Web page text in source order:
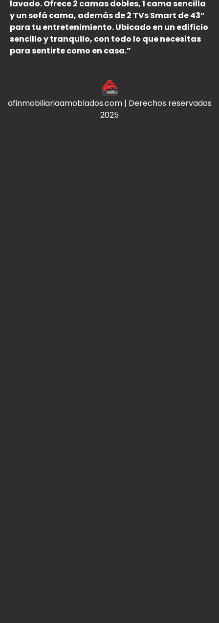
lavado. Ofrece 2 camas dobles, 1 cama sencilla
y un sofá cama, además de 2 TVs Smart de 43”
para tu entretenimiento. Ubicado en un edificio
sencillo y tranquilo, con todo lo que necesitas
para sentirte como en casa.”
afinmobiliariaamoblados.com | Derechos reservados
2025